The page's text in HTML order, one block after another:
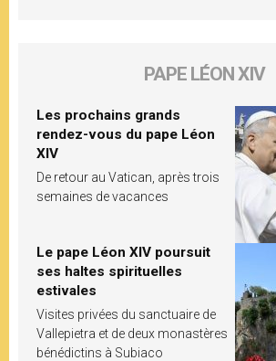
PAPE LÉON XIV
Les prochains grands
rendez-vous du pape Léon
XIV
De retour au Vatican, après trois
semaines de vacances
Le pape Léon XIV poursuit
ses haltes spirituelles
estivales
Visites privées du sanctuaire de
Vallepietra et de deux monastères
bénédictins à Subiaco